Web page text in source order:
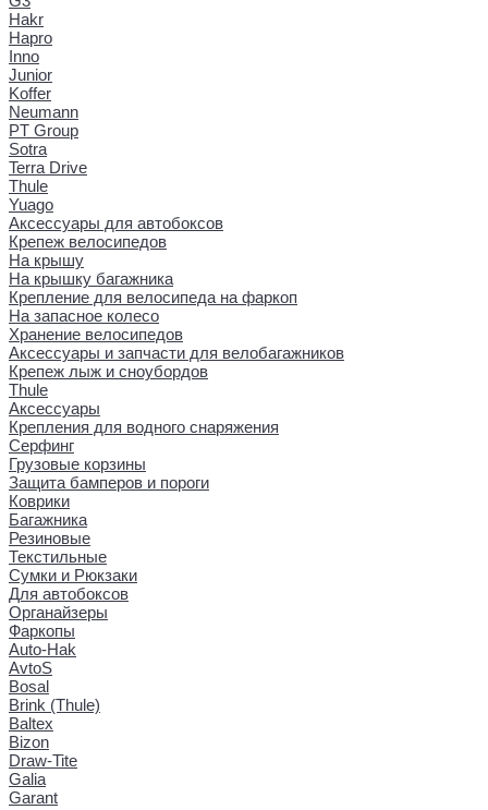
Hakr
Hapro
Inno
Junior
Koffer
Neumann
PT Group
Sotra
Terra Drive
Thule
Yuago
Аксессуары для автобоксов
Крепеж велосипедов
На крышу
На крышку багажника
Крепление для велосипеда на фаркоп
На запасное колесо
Хранение велосипедов
Аксессуары и запчасти для велобагажников
Крепеж лыж и сноубордов
Thule
Аксессуары
Крепления для водного снаряжения
Серфинг
Грузовые корзины
Защита бамперов и пороги
Коврики
Багажника
Резиновые
Текстильные
Сумки и Рюкзаки
Для автобоксов
Органайзеры
Фаркопы
Auto-Hak
AvtoS
Bosal
Brink (Thule)
Baltex
Bizon
Draw-Tite
Galia
Garant